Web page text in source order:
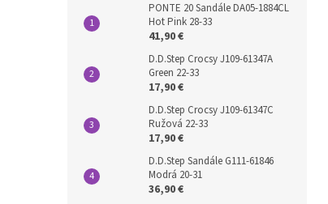
PONTE 20 Sandále DA05-1884CL
Hot Pink 28-33
41,90 €
D.D.Step Crocsy J109-61347A
Green 22-33
17,90 €
D.D.Step Crocsy J109-61347C
Ružová 22-33
17,90 €
D.D.Step Sandále G111-61846
Modrá 20-31
36,90 €